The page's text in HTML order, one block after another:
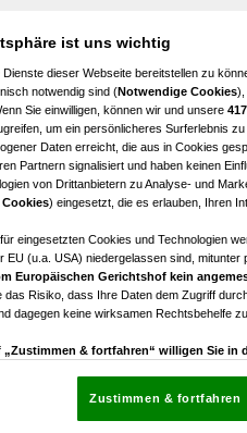
Zimmer
des Waldviertels
8
Zimmer
€ 795.000,00
Kaufpreis
ist uns wichtig
Dienste dieser Webseite bereitstellen zu
notwendig sind (Notwendige Cookies),
Sie einwilligen, können wir und unsere 417
um ein persönlicheres Surferlebnis
Daten erreicht, die aus in Cookies
Partnern signalisiert und haben keinen
von Drittanbietern zu Analyse- und
) eingesetzt, die es erlauben, Ihren
eingesetzten Cookies und Technologien
EU (u.a. USA) niedergelassen sind,
Europäischen Gerichtshof kein
das Risiko, dass Ihre Daten dem Zugriff
dagegen keine wirksamen Rechtsbehelfe
„Zustimmen & fortfahren“ willigen Sie in
die sich auf jeder Seite unten im Footer
Zustimmen & fortfahren